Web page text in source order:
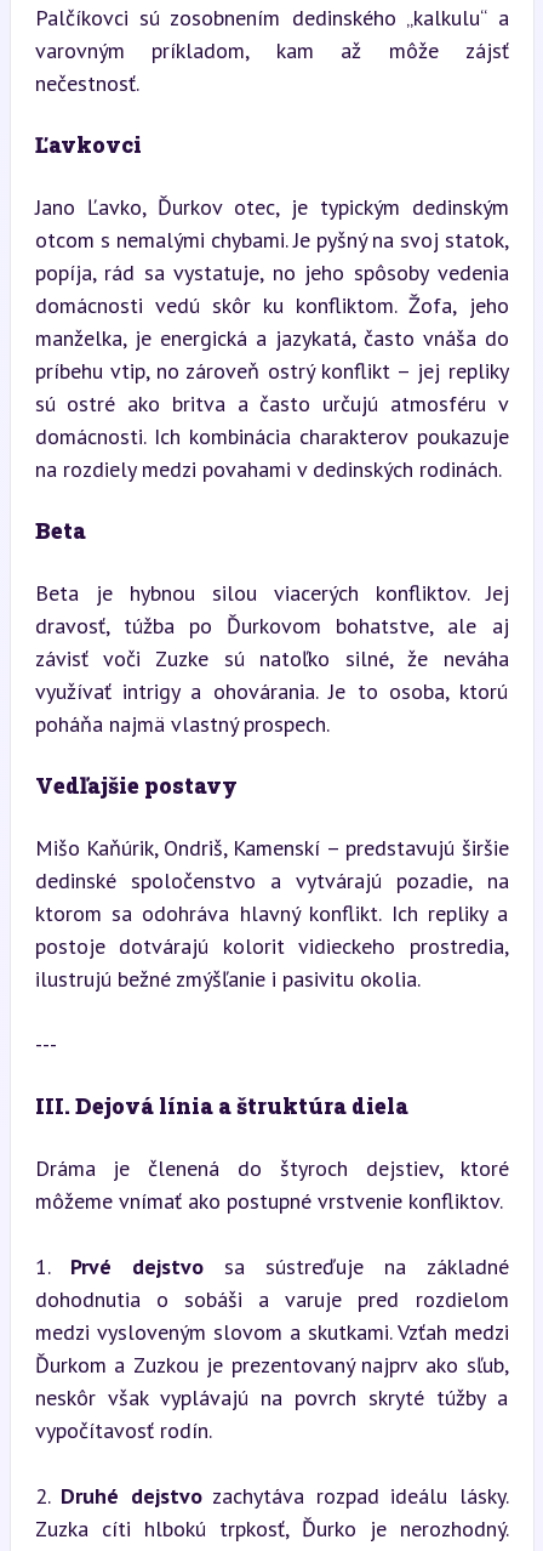
Palčíkovci sú zosobnením dedinského „kalkulu“ a
varovným príkladom, kam až môže zájsť
nečestnosť.
Ľavkovci
Jano Ľavko, Ďurkov otec, je typickým dedinským
otcom s nemalými chybami. Je pyšný na svoj statok,
popíja, rád sa vystatuje, no jeho spôsoby vedenia
domácnosti vedú skôr ku konfliktom. Žofa, jeho
manželka, je energická a jazykatá, často vnáša do
príbehu vtip, no zároveň ostrý konflikt – jej repliky
sú ostré ako britva a často určujú atmosféru v
domácnosti. Ich kombinácia charakterov poukazuje
na rozdiely medzi povahami v dedinských rodinách.
Beta
Beta je hybnou silou viacerých konfliktov. Jej
dravosť, túžba po Ďurkovom bohatstve, ale aj
závisť voči Zuzke sú natoľko silné, že neváha
využívať intrigy a ohovárania. Je to osoba, ktorú
poháňa najmä vlastný prospech.
Vedľajšie postavy
Mišo Kaňúrik, Ondriš, Kamenskí – predstavujú širšie
dedinské spoločenstvo a vytvárajú pozadie, na
ktorom sa odohráva hlavný konflikt. Ich repliky a
postoje dotvárajú kolorit vidieckeho prostredia,
ilustrujú bežné zmýšľanie i pasivitu okolia.
---
III. Dejová línia a štruktúra diela
Dráma je členená do štyroch dejstiev, ktoré
môžeme vnímať ako postupné vrstvenie konfliktov.
1. Prvé dejstvo sa sústreďuje na základné
dohodnutia o sobáši a varuje pred rozdielom
medzi vysloveným slovom a skutkami. Vzťah medzi
Ďurkom a Zuzkou je prezentovaný najprv ako sľub,
neskôr však vyplávajú na povrch skryté túžby a
vypočítavosť rodín.
2. Druhé dejstvo zachytáva rozpad ideálu lásky.
Zuzka cíti hlbokú trpkosť, Ďurko je nerozhodný.